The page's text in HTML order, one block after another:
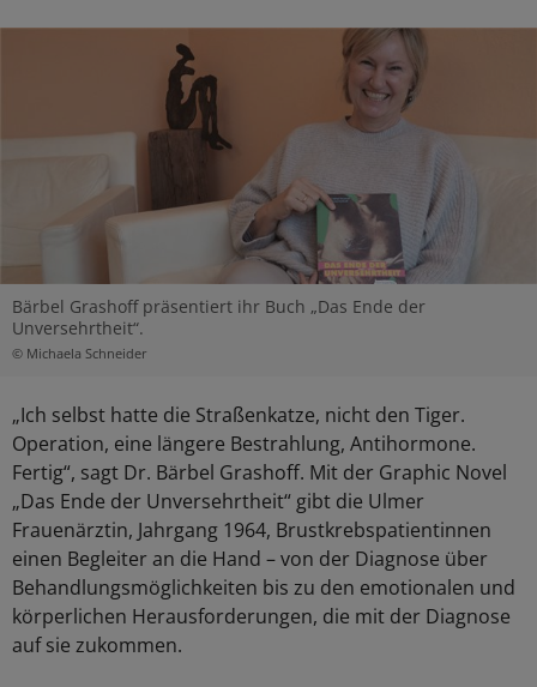
Bärbel Grashoff präsentiert ihr Buch „Das Ende der
Unversehrtheit“.
© Michaela Schneider
„Ich selbst hatte die Straßenkatze, nicht den Tiger.
Operation, eine längere Bestrahlung, Antihormone.
Fertig“, sagt Dr. Bärbel Grashoff. Mit der Graphic Novel
„Das Ende der Unversehrtheit“ gibt die Ulmer
Frauenärztin, Jahrgang 1964, Brustkrebspatientinnen
einen Begleiter an die Hand – von der Diagnose über
Behandlungsmöglichkeiten bis zu den emotionalen und
körperlichen Herausforderungen, die mit der Diagnose
auf sie zukommen.